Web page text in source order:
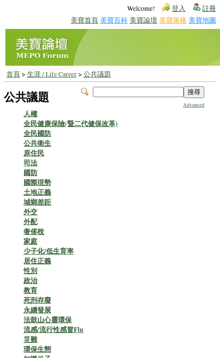
Welcome! 登入 註冊
美寶首頁 美寶百科 美寶論壇 美寶落格 美寶地圖
首頁> 生涯 / Life Career> 公共議題
Advanced
公共議題
人權
全民健康保險(暨二代健保改革)
全民國防
公共衛生
原住民
司法
國防
國際現勢
土地正義
城鄉差距
外交
外配
奢侈稅
家庭
少子化/低生育率
居住正義
性別
政治
教育
死刑存廢
永續發展
法鼓山心靈環保
流感/流行性感冒Flu
災難
環保生態